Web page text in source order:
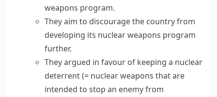
weapons program.
They aim to discourage the country from
developing its nuclear weapons program
further.
They argued in favour of keeping a nuclear
deterrent(= nuclear weapons that are
intended to stop an enemy from